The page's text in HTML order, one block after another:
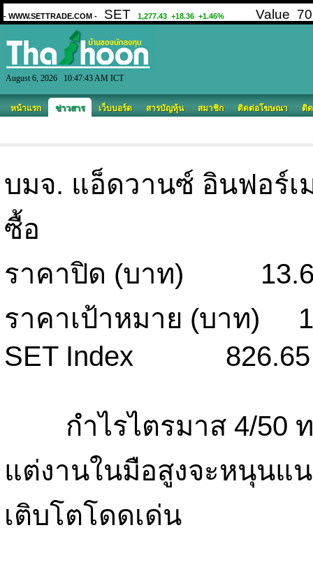
August 6, 2026 10:47:43 AM ICT
หน้าแรก ข่าวสาร เว็บบอร์ด สารบัญหุ้น สมาชิก ติดต่อโฆษณา ติ
บมจ. แอ็ดวานซ์ อินฟอร์เ
ซื้อ
ราคาปิด (บาท)
ราคาเป้าหมาย (บาท)
SET Index 826.65
กำไรไตรมาส 4/50 ท
แต่งานในมือสูงจะหนุนแ
เติบโตโดดเด่น